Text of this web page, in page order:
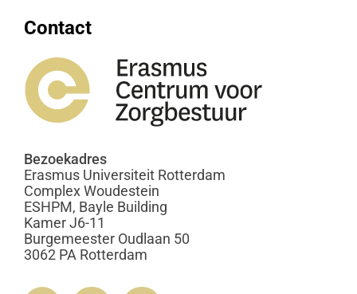
Contact
Bezoekadres
Erasmus Universiteit Rotterdam
Complex Woudestein
ESHPM, Bayle Building
Kamer J6-11
Burgemeester Oudlaan 50
3062 PA Rotterdam